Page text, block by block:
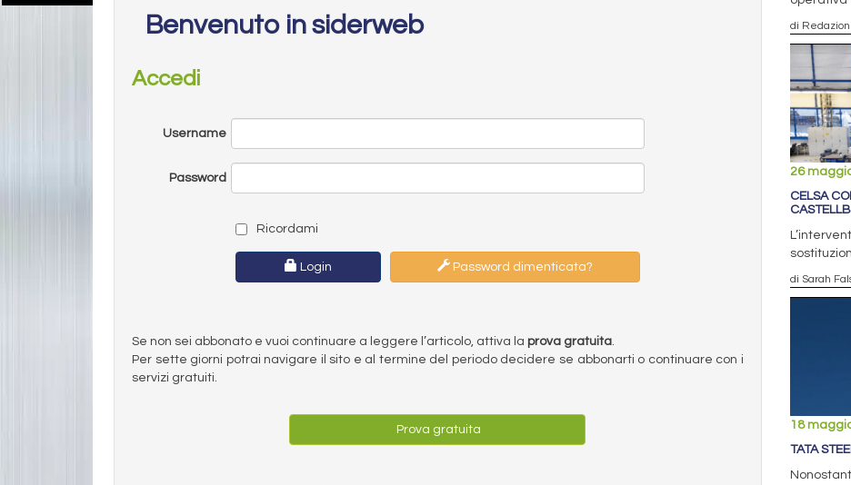
Benvenuto in siderweb
Accedi
Username
Password
Ricordami
Login Password dimenticata?
Se non sei abbonato e vuoi continuare a leggere l’articolo, attiva la prova gratuita.
Per sette giorni potrai navigare il sito e al termine del periodo decidere se abbonarti o continuare con i
servizi gratuiti.
Prova gratuita
di
26
CELSA
di Sarah
18
TATA